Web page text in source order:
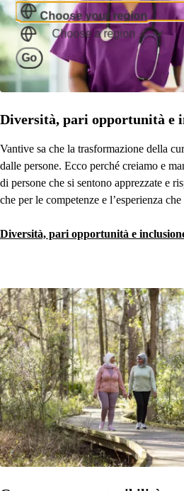
Diversità, pari opportunità e
Vantive sa che la trasformazione della
dalle persone. Ecco perché creiamo e
di persone che si sentono apprezzate e
che per le competenze e l’esperienza
Diversità, pari opportunità e
Choose your region
Choose a region
Go